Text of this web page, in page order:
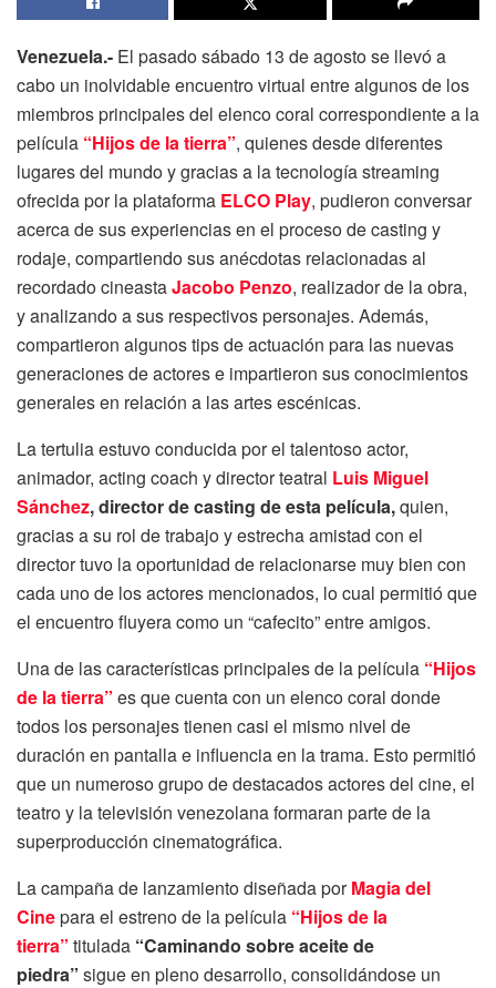
Venezuela.- El pasado sábado 13 de agosto se llevó a
cabo un inolvidable encuentro virtual entre algunos de los
miembros principales del elenco coral correspondiente a la
película “Hijos de la tierra”, quienes desde diferentes
lugares del mundo y gracias a la tecnología streaming
ofrecida por la plataforma ELCO Play, pudieron conversar
acerca de sus experiencias en el proceso de casting y
rodaje, compartiendo sus anécdotas relacionadas al
recordado cineastaJacobo Penzo, realizador de la obra,
y analizando a sus respectivos personajes. Además,
compartieron algunos tips de actuación para las nuevas
generaciones de actores e impartieron sus conocimientos
generales en relación a las artes escénicas.
La tertulia estuvo conducida por el talentoso actor,
animador, acting coach y director teatral Luis Miguel
Sánchez, director de casting de esta película,quien,
gracias a su rol de trabajo y estrecha amistad con el
director tuvo la oportunidad de relacionarse muy bien con
cada uno de los actores mencionados, lo cual permitió que
el encuentro fluyera como un “cafecito” entre amigos.
Una de las características principales de la película “Hijos
de la tierra” es que cuenta con un elenco coral donde
todos los personajes tienen casi el mismo nivel de
duración en pantalla e influencia en la trama. Esto permitió
que un numeroso grupo de destacados actores del cine, el
teatro y la televisión venezolana formaran parte de la
superproducción cinematográfica.
La campaña de lanzamiento diseñada porMagia del
Cinepara el estreno de la película “Hijos de la
tierra” titulada “Caminando sobre aceite de
piedra” sigue en pleno desarrollo, consolidándose un